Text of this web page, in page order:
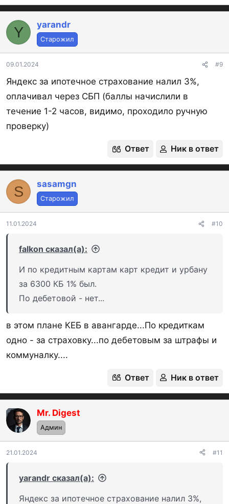
Y yarandr
Старожил
09.01.2024 #9
Яндекс за ипотечное страхование налил 3%,
оплачивал через СБП (баллы начислили в
течение 1-2 часов, видимо, проходило ручную
проверку)
Ответ Ник в ответ
S sasamgn
Старожил
11.01.2024 #10
falkon сказал(а):
И по кредитным картам карт кредит и урбану
за 6300 КБ 1% был.
По дебетовой - нет...
в этом плане КЕБ в авангарде...По кредиткам
одно - за страховку...по дебетовым за штрафы и
коммуналку....
Ответ Ник в ответ
OP Mr. Digest
Админ
21.01.2024 #11
yarandr сказал(а):
Яндекс за ипотечное страхование налил 3%,